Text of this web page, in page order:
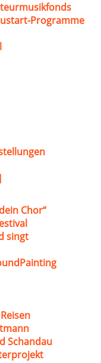
Programme
Chor“
singt
Schandau